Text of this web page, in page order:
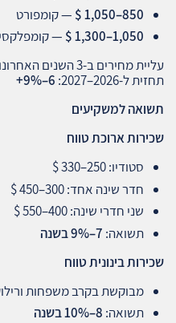
850–1,050 $
— קומפורט
1,050–1,300 $
—
עליית מחירים ב‑3 השנים האחרונות:
תחזית ל‑2026–2027:
6–9%+
תשואה למשקיעים
שכירות ארוכת טווח
סטודיו: 250–330 $
חדר שינה אחד: 300–450 $
שני חדרי שינה: 400–550 $
תשואה: 7–9%
בשנה
שכירות בינונית טווח
מבוקשת בקרב משפחות
תשואה: 8–10%
בשנה